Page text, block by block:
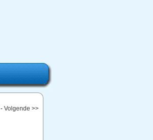
- Volgende >>